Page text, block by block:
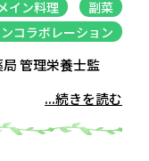
イン料理
副菜
コラボレーション
管理栄養士監
...続きを読む